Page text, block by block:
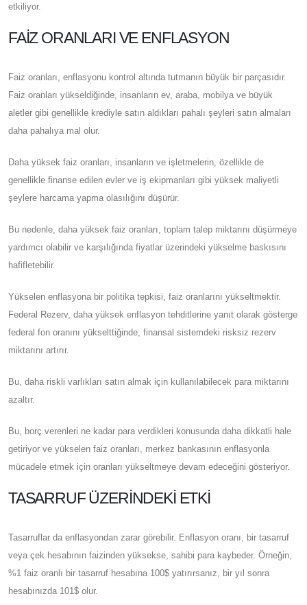
etkiliyor.
FAIZ ORANLARI VE ENFLASYON
Faiz oranları, enflasyonu kontrol altında tutmanın büyük bir parçasıdır.
Faiz oranları yükseldiğinde, insanların ev, araba, mobilya ve büyük
aletler gibi genellikle krediyle satın aldıkları pahalı şeyleri satın almaları
daha pahalıya mal olur.
Daha yüksek faiz oranları, insanların ve işletmelerin, özellikle de
genellikle finanse edilen evler ve iş ekipmanları gibi yüksek maliyetli
şeylere harcama yapma olasılığını düşürür.
Bu nedenle, daha yüksek faiz oranları, toplam talep miktarını düşürmeye
yardımcı olabilir ve karşılığında fiyatlar üzerindeki yükselme baskısını
hafifletebilir.
Yükselen enflasyona bir politika tepkisi, faiz oranlarını yükseltmektir.
Federal Rezerv, daha yüksek enflasyon tehditlerine yanıt olarak gösterge
federal fon oranını yükselttiğinde, finansal sistemdeki risksiz rezerv
miktarını artırır.
Bu, daha riskli varlıkları satın almak için kullanılabilecek para miktarını
azaltır.
Bu, borç verenleri ne kadar para verdikleri konusunda daha dikkatli hale
getiriyor ve yükselen faiz oranları, merkez bankasının enflasyonla
mücadele etmek için oranları yükseltmeye devam edeceğini gösteriyor.
TASARRUF ÜZERINDEKI ETKI
Tasarruflar da enflasyondan zarar görebilir. Enflasyon oranı, bir tasarruf
veya çek hesabının faizinden yüksekse, sahibi para kaybeder. Örneğin,
%1 faiz oranlı bir tasarruf hesabına 100$ yatırırsanız, bir yıl sonra
hesabınızda 101$ olur.